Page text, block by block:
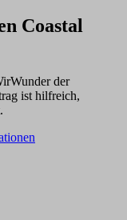
Coastal
der
ist hilfreich,